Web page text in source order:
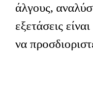
άλγους,
εξετάσεις
να